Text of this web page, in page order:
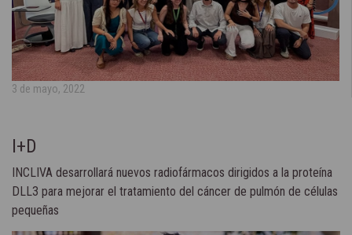
3 de mayo, 2022
I+D
INCLIVA desarrollará nuevos radiofármacos dirigidos a la proteína
DLL3 para mejorar el tratamiento del cáncer de pulmón de células
pequeñas